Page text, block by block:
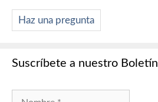
Haz una pregunta
Suscríbete a nuestro Boletín